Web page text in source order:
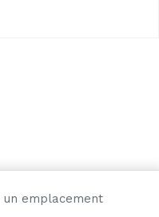
un emplacement